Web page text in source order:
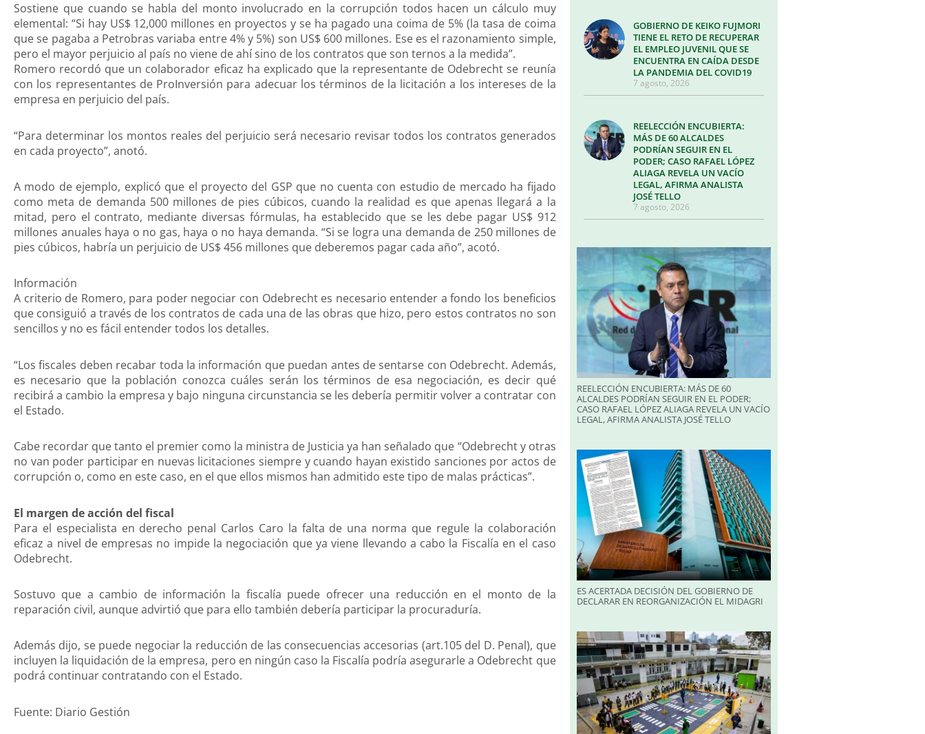
Sostiene que cuando se habla del monto involucrado en la corrupción todos hacen un cálculo muy
elemental: “Si hay US$ 12,000 millones en proyectos y se ha pagado una coima de 5% (la tasa de coima
que se pagaba a Petrobras variaba entre 4% y 5%) son US$ 600 millones. Ese es el razonamiento simple,
pero el mayor perjuicio al país no viene de ahí sino de los contratos que son ternos a la medida”.
Romero recordó que un colaborador eficaz ha explicado que la representante de Odebrecht se reunía
con los representantes de ProInversión para adecuar los términos de la licitación a los intereses de la
empresa en perjuicio del país.
“Para determinar los montos reales del perjuicio será necesario revisar todos los contratos generados
en cada proyecto”, anotó.
A modo de ejemplo, explicó que el proyecto del GSP que no cuenta con estudio de mercado ha fijado
como meta de demanda 500 millones de pies cúbicos, cuando la realidad es que apenas llegará a la
mitad, pero el contrato, mediante diversas fórmulas, ha establecido que se les debe pagar US$ 912
millones anuales haya o no gas, haya o no haya demanda. “Si se logra una demanda de 250 millones de
pies cúbicos, habría un perjuicio de US$ 456 millones que deberemos pagar cada año”, acotó.
Información
A criterio de Romero, para poder negociar con Odebrecht es necesario entender a fondo los beneficios
que consiguió a través de los contratos de cada una de las obras que hizo, pero estos contratos no son
sencillos y no es fácil entender todos los detalles.
“Los fiscales deben recabar toda la información que puedan antes de sentarse con Odebrecht. Además,
es necesario que la población conozca cuáles serán los términos de esa negociación, es decir qué
recibirá a cambio la empresa y bajo ninguna circunstancia se les debería permitir volver a contratar con
el Estado.
Cabe recordar que tanto el premier como la ministra de Justicia ya han señalado que “Odebrecht y otras
no van poder participar en nuevas licitaciones siempre y cuando hayan existido sanciones por actos de
corrupción o, como en este caso, en el que ellos mismos han admitido este tipo de malas prácticas”.
El margen de acción del fiscal
Para el especialista en derecho penal Carlos Caro la falta de una norma que regule la colaboración
eficaz a nivel de empresas no impide la negociación que ya viene llevando a cabo la Fiscalía en el caso
Odebrecht.
Sostuvo que a cambio de información la fiscalía puede ofrecer una reducción en el monto de la
reparación civil, aunque advirtió que para ello también debería participar la procuraduría.
Además dijo, se puede negociar la reducción de las consecuencias accesorias (art.105 del D. Penal), que
incluyen la liquidación de la empresa, pero en ningún caso la Fiscalía podría asegurarle a Odebrecht que
podrá continuar contratando con el Estado.
Fuente: Diario Gestión
GOBIERNO DE KEIKO FUJMORI
TIENE EL RETO DE RECUPERAR
EL EMPLEO JUVENIL QUE SE
ENCUENTRA EN CAÍDA DESDE
LA PANDEMIA DEL COVID19
7 agosto, 2026
REELECCIÓN ENCUBIERTA:
MÁS DE 60 ALCALDES
PODRÍAN SEGUIR EN EL
PODER; CASO RAFAEL LÓPEZ
ALIAGA REVELA UN VACÍO
LEGAL, AFIRMA ANALISTA
JOSÉ TELLO
7 agosto, 2026
REELECCIÓN ENCUBIERTA: MÁS DE 60
ALCALDES PODRÍAN SEGUIR EN EL PODER;
CASO RAFAEL LÓPEZ ALIAGA REVELA UN VACÍO
LEGAL, AFIRMA ANALISTA JOSÉ TELLO
ES ACERTADA DECISIÓN DEL GOBIERNO DE
DECLARAR EN REORGANIZACIÓN EL MIDAGRI